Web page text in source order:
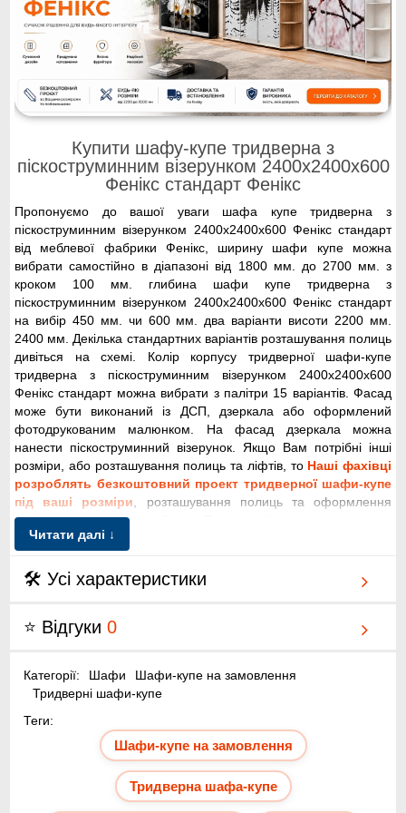
Купити шафу-купе тридверна з
піскоструминним візерунком 2400x2400x600
Фенікс стандарт Фенікс
Пропонуємо до вашої уваги шафа купе тридверна з
піскоструминним візерунком 2400x2400x600 Фенікс стандарт
від меблевої фабрики Фенікс, ширину шафи купе можна
вибрати самостійно в діапазоні від 1800 мм. до 2700 мм. з
кроком 100 мм. глибина шафи купе тридверна з
піскоструминним візерунком 2400x2400x600 Фенікс стандарт
на вибір 450 мм. чи 600 мм. два варіанти висоти 2200 мм.
2400 мм. Декілька стандартних варіантів розташування полиць
дивіться на схемі. Колір корпусу тридверної шафи-купе
тридверна з піскоструминним візерунком 2400x2400x600
Фенікс стандарт можна вибрати з палітри 15 варіантів. Фасад
може бути виконаний із ДСП, дзеркала або оформлений
фотодрукованим малюнком. На фасад дзеркала можна
нанести піскоструминний візерунок. Якщо Вам потрібні інші
розміри, або розташування полиць та ліфтів, то Наші фахівці
розроблять безкоштовний проект тридверної шафи-купе
під ваші розміри , розташування полиць та оформлення
фасаду від іншого виробника. Також шафа купе тридверна з
піскоструминним візерунком 2400x2400x600 Фенікс стандарт
(розстрочка), вигідна ціна, доставка та складання.
купівлі понад 20 000 грн.
тридверна з піскоструминним візерунком
2400x2400x600 Фенікс стандарт
Онлайн Каталог інтернет-магазину меблів Київ-Меблі™
налічує понад 500 моделей шаф-купе. Широко представлені
дводверні, тридверні та тридверні шафи-купе, з радіусним
завершенням та підсвічуванням. Продаж, доставка,
встановлення та складання проводиться по Києву, у
попередньо узгоджений час. Ми пропонуємо вигідно та
Читати далі ↓
🛠 Усі характеристики
⭐ Відгуки 0
Категорії: Шафи
Шафи-купе на замовлення
Тридверні шафи-купе
Теги:
Шафи-купе на замовлення
Тридверна шафа-купе